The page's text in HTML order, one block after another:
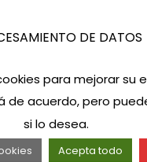
DE DATOS
para mejorar su
de acuerdo, pero
si lo desea.
Acepta todo